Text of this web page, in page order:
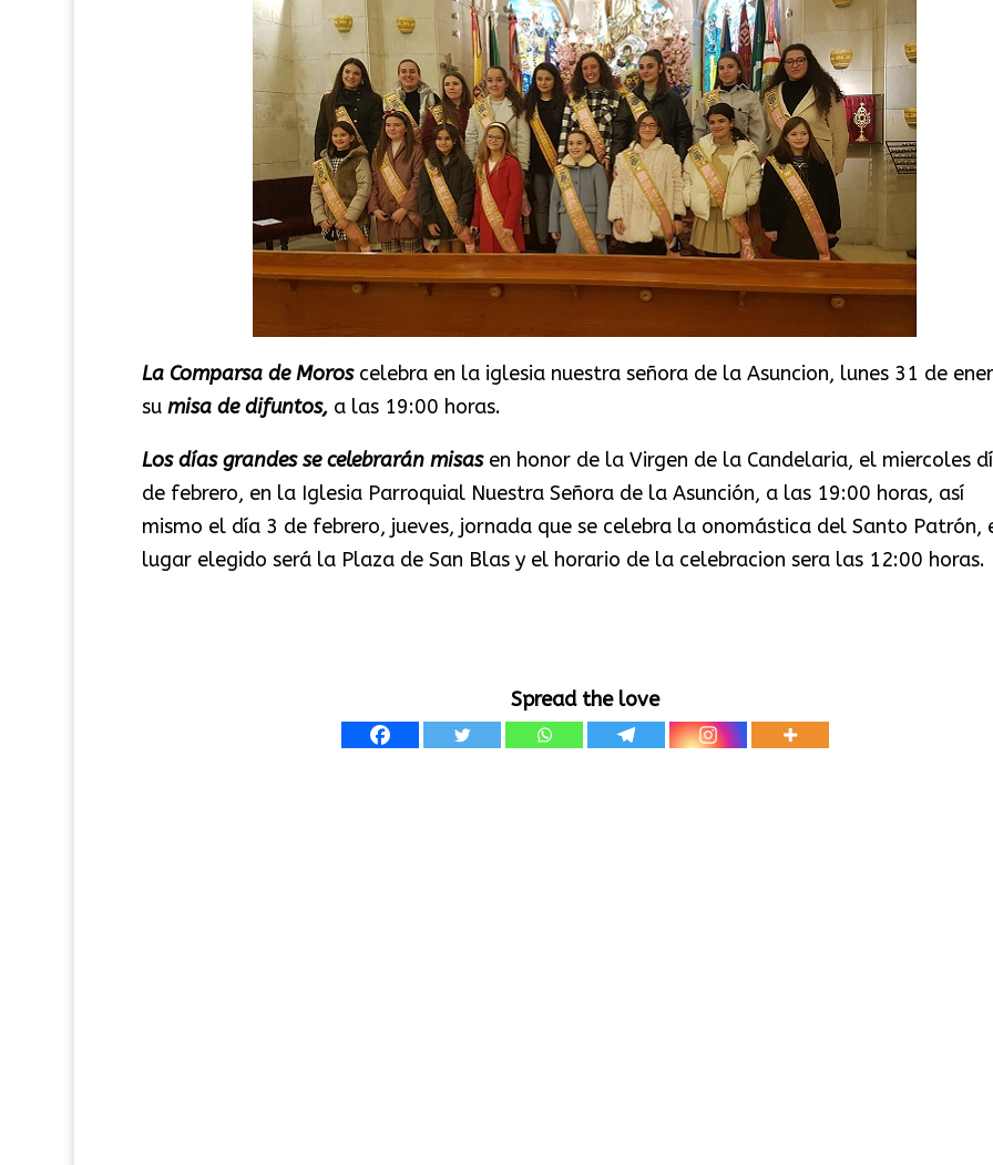
La Comparsa de Moros celebra en la iglesia nuestra señora de la Asuncion, lunes 31 de
sumisa de difuntos, a las 19:00 horas.
Los días grandes se celebrarán misasen honor de la Virgen de la Candelaria, el miercoles
de febrero, en la Iglesia Parroquial Nuestra Señora de la Asunción, a las 19:00 horas, así
mismo el día 3 de febrero, jueves, jornada que se celebra la onomástica del Santo Patrón,
lugar elegido será la Plaza de San Blas y el horario de la celebracion sera las 12:00 horas.
Spread the love